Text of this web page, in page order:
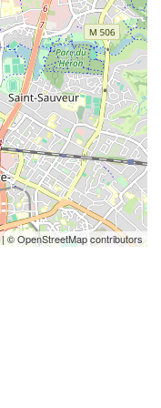
| © OpenStreetMap contributors